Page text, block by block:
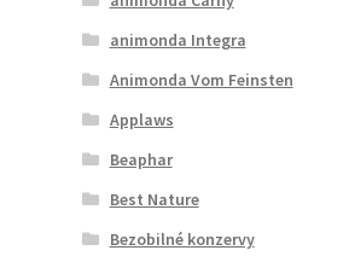
animonda Integra
Animonda Vom Feinsten
Applaws
Beaphar
Best Nature
Bezobilné konzervy